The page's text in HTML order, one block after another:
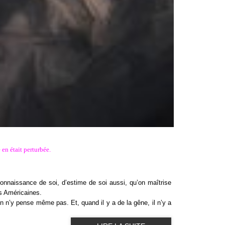
était perturbée.
de soi, d’estime de soi aussi, qu’on maîtrise
pense même pas. Et, quand il y a de la gêne, il n’y a